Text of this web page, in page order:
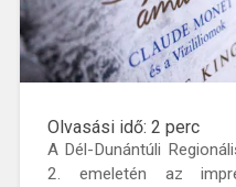
Olvasási idő: 2 perc
A Dél-Dunántúli
2. emeletén az